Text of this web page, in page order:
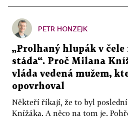
PETR HONZEJK
„Prolhaný hlupák v
stáda“. Proč Milana
vláda vedená mužem,
opovrhoval
Někteří říkají, že to byl
Knížáka. A něco na tom je.